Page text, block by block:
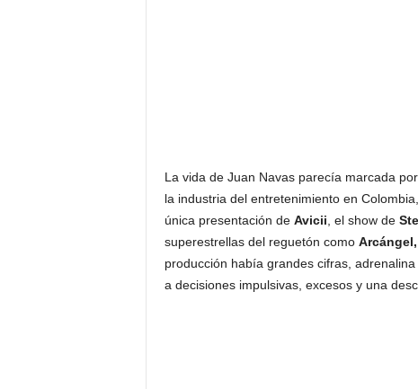
La vida de Juan Navas parecía marcada
la industria del entretenimiento en
única presentación de Avicii , el show de
superestrellas del reguetón como
producción había grandes cifras,
a decisiones impulsivas, excesos y una